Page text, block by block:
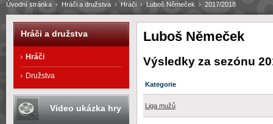
Luboš Němeček
Výsledky za sezónu
Kategorie
Liga mužů
Úvodní stránka › Hráči a družstva › Hráči › Luboš Němeček › 2017/2018
Hráči a družstva
Hráči
Družstva
Video ukázka hry